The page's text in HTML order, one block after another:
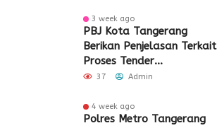
3 week ago
PBJ Kota Tangerang
Berikan Penjelasan Terkait
Proses Tender
Pembangunan Eks Pabrik
37 Admin
4 week ago
Polres Metro Tangerang